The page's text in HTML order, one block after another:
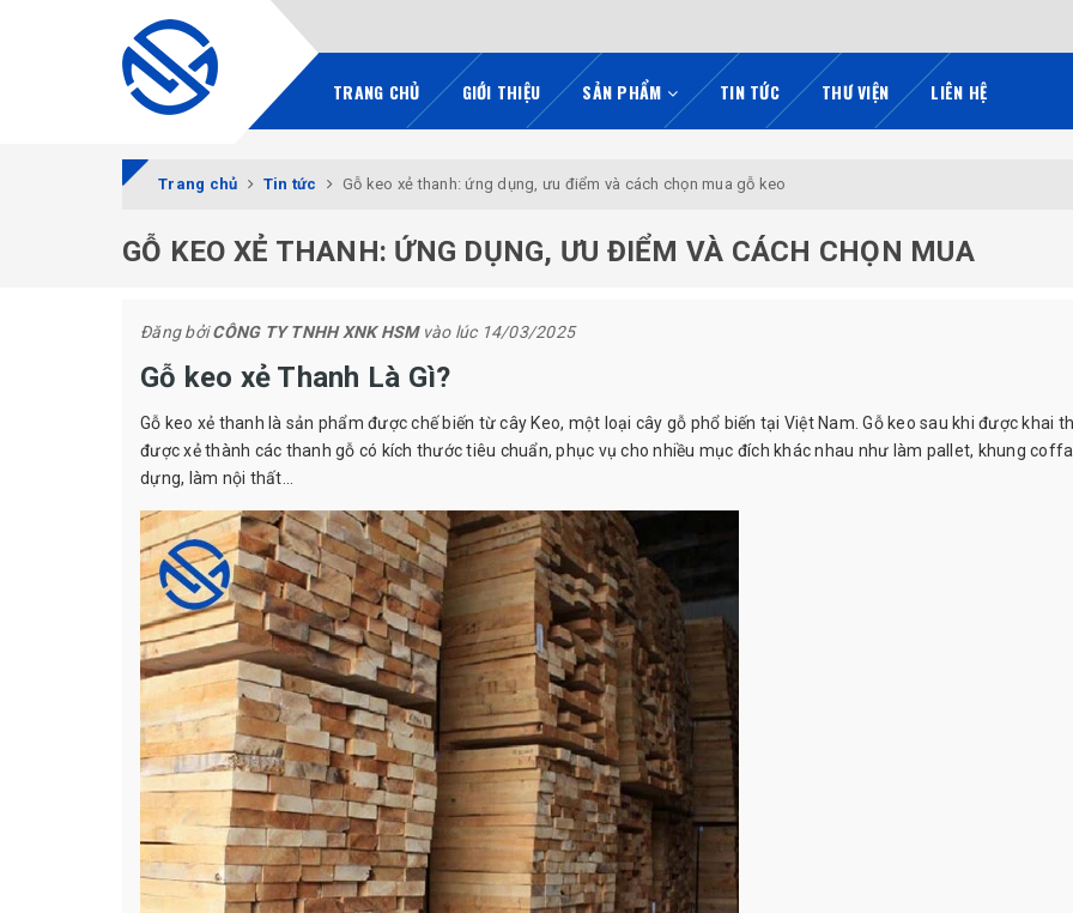
TRANG CHỦ GIỚI THIỆU SẢN PHẨM TIN TỨC THƯ VIỆN LIÊN HỆ
Trang chủ Tin tức Gỗ keo xẻ thanh: ứng dụng, ưu điểm và cách chọn mua gỗ keo
GỖ KEO XẺ THANH: ỨNG DỤNG, ƯU ĐIỂM VÀ CÁCH CHỌN MUA
Đăng bởiCÔNG TY TNHH XNK HSMvào lúc 14/03/2025
Gỗ keo xẻ Thanh Là Gì?
Gỗ keo xẻ thanh là sản phẩm được chế biến từ cây Keo, một loại cây gỗ phổ biến tại Việt Nam. Gỗ keo sau khi được khai
được xẻ thành các thanh gỗ có kích thước tiêu chuẩn, phục vụ cho nhiều mục đích khác nhau như làm pallet, khung
dựng, làm nội thất...